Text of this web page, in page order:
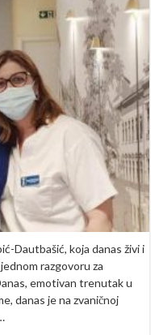
Dautbašić, koja danas živi i
razgovoru za
emotivan trenutak u
danas je na zvaničnoj